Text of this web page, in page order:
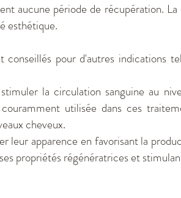
aucune période de récupération.
esthétique.
pour d'autres indications
la circulation sanguine au
utilisée dans ces
cheveux.
apparence en favorisant la
propriétés régénératrices et